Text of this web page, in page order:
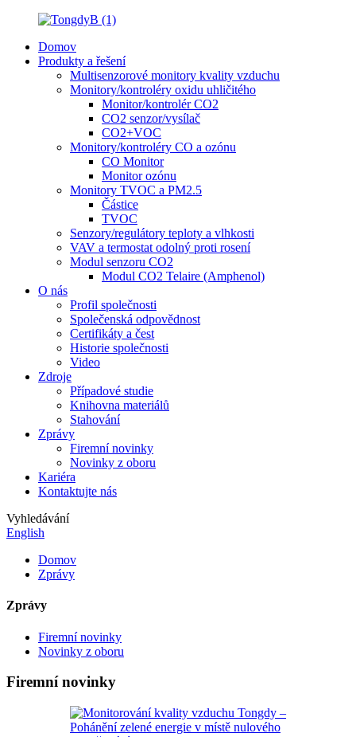
Domov
Produkty a řešení
Multisenzorové monitory kvality vzduchu
Monitory/kontroléry oxidu uhličitého
Monitor/kontrolér CO2
CO2 senzor/vysílač
CO2+VOC
Monitory/kontroléry CO a ozónu
CO Monitor
Monitor ozónu
Monitory TVOC a PM2.5
Částice
TVOC
Senzory/regulátory teploty a vlhkosti
VAV a termostat odolný proti rosení
Modul senzoru CO2
Modul CO2 Telaire (Amphenol)
O nás
Profil společnosti
Společenská odpovědnost
Certifikáty a čest
Historie společnosti
Video
Zdroje
Případové studie
Knihovna materiálů
Stahování
Zprávy
Firemní novinky
Novinky z oboru
Kariéra
Kontaktujte nás
Vyhledávání
English
Domov
Zprávy
Zprávy
Firemní novinky
Novinky z oboru
Firemní novinky